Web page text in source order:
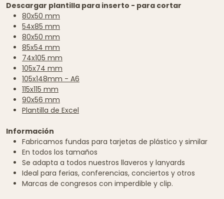
Descargar plantilla para inserto - para cortar
80x50 mm
54x85 mm
80x50 mm
85x54 mm
74x105 mm
105x74 mm
105x148mm - A6
115x115 mm
90x56 mm
Plantilla de Excel
Información
Fabricamos fundas para tarjetas de plástico y similar
En todos los tamaños
Se adapta a todos nuestros llaveros y lanyards
Ideal para ferias, conferencias, conciertos y otros
Marcas de congresos con imperdible y clip.